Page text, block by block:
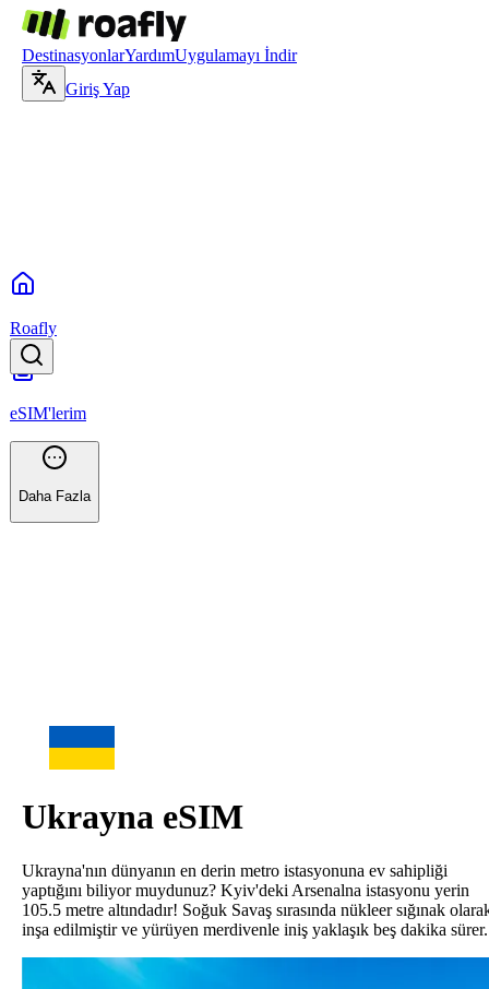
DestinasyonlarYardımUygulamayı İndir
Giriş Yap
Roafly
eSIM'lerim
Daha Fazla
Ukrayna eSIM
Ukrayna'nın dünyanın en derin metro istasyonuna ev sahipliği
yaptığını biliyor muydunuz? Kyiv'deki Arsenalna istasyonu yerin
105.5 metre altındadır! Soğuk Savaş sırasında nükleer sığınak
inşa edilmiştir ve yürüyen merdivenle iniş yaklaşık beş dakika sürer.